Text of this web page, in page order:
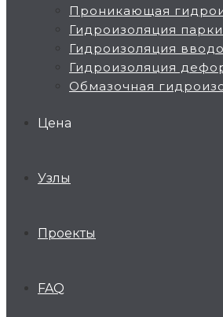
Проникающая
Гидроизоляция
Гидроизоляция
Гидроизоляция
Обмазочная
Цена
Узлы
Проекты
FAQ